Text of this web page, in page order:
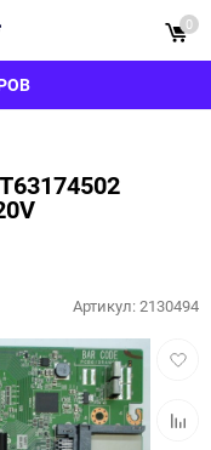
0
Артикул:2130494